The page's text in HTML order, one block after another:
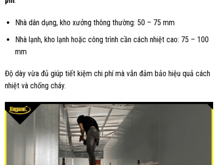
Nhà dân dụng, kho xưởng thông thường: 50 – 75 mm
Nhà lạnh, kho lạnh hoặc công trình cần cách nhiệt cao: 75 – 100
mm
Độ dày vừa đủ giúp tiết kiệm chi phí mà vẫn đảm bảo hiệu quả cách
nhiệt và chống cháy.